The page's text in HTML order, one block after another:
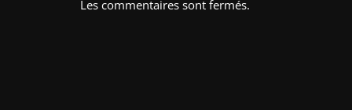
Les commentaires sont fermés.